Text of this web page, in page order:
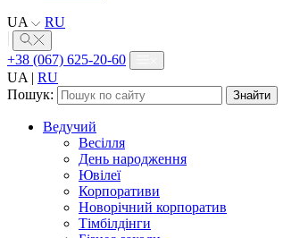
UA
RU
+38 (067) 625-20-60
UA | RU
Пошук:
Ведучий
Весілля
День народження
Ювілеї
Корпоративи
Новорічний корпоратив
Тімбілдінги